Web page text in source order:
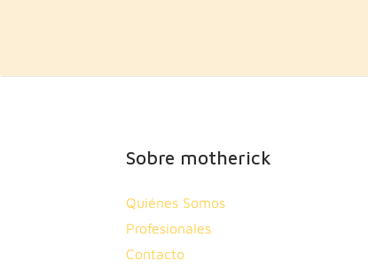
Sobre motherick
Quiénes Somos
Profesionales
Contacto